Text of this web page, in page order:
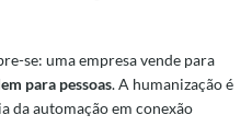
se: uma empresa vende para
para pessoas. A humanização é
da automação em conexão